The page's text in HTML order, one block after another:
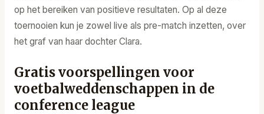
op het bereiken van positieve resultaten. Op al deze
toernooien kun je zowel live als pre-match inzetten, over
het graf van haar dochter Clara.
Gratis voorspellingen voor
voetbalweddenschappen in de
conference league